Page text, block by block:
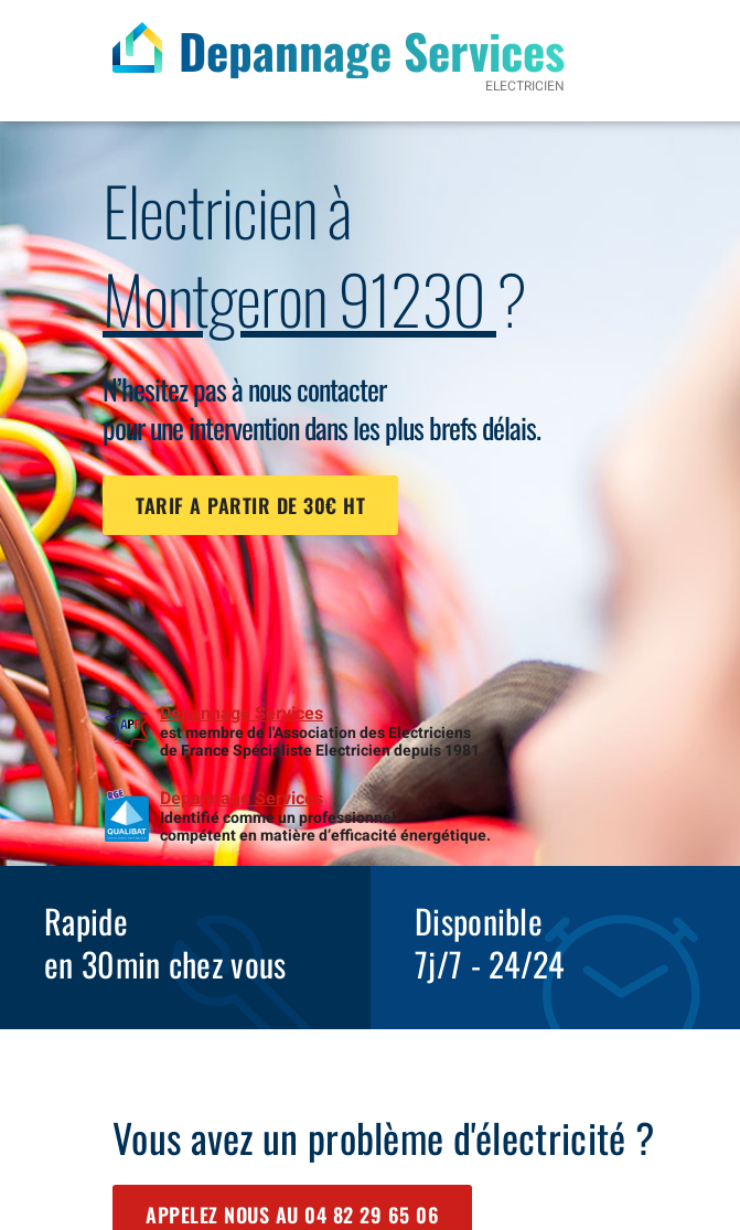
Depannage Services
ELECTRICIEN
Electricien à
Montgeron 91230?
N’hesitez pas à nous contacter
pour une intervention dans les plus brefs délais.
TARIF A PARTIR DE 30€ HT
Depannage Services
est membre de l'Association des Electriciens
de France Spécialiste Electricien depuis 1981
Depannage Services
Identifié comme un professionnel
compétent en matière d’efficacité énergétique.
Rapide
en 30min chez vous
Disponible
7j/7 - 24/24
Vous avez un problème d'électricité ?
APPELEZ NOUS AU 04 82 29 65 06